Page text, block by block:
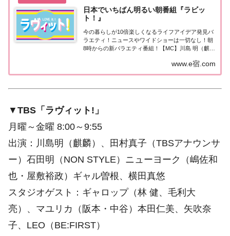
日本でいちばん明るい朝番組『ラビッ
ト！』
今の暮らしが10倍楽しくなるライフアイデア発見バ
ラエティ！ニュースやワイドショーは一切なし！朝
8時からの新バラエティ番組！【MC】川島 明（麒
www.e宿.com
▼ TBS「ラヴィット!」
月曜～金曜 8:00～9:55
出演：川島明（麒麟）、田村真子（TBSアナウンサ
ー）石田明（NON STYLE）ニューヨーク（嶋佐和
也・屋敷裕政）ギャル曽根、横田真悠
スタジオゲスト：ギャロップ（林 健、毛利大
亮）、マユリカ（阪本・中谷）本田仁美、矢吹奈
子、LEO（BE:FIRST）